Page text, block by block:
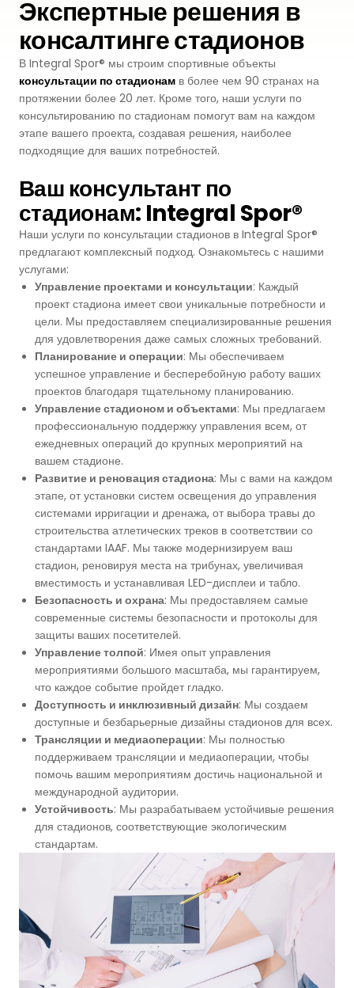
Легкоатлетические Дорожки
Падельные Корты
Падельн Клубы
Корт для Пиклбола
Теннисные Корты
Сквош Корты
Стальные Трибуны
Баскетбольные Корты
Волейбольные Корты
Гандбольные Корты
Многофункциональные Поля
Хоккейные Поля
Бейсбольные Поля
Регби Поля
Бадминтонные Корты
Футзальные Корты
Крикетные Поля
Американский Футбол
Спортивные Игры На Ковриках
Monoturf
PowerGrass
DuoGrass
Без Заполнителя
Падел Турф
Теннисная Трава
Гольфовая Трава
Гибридная Трава
Натуральная Трава
Система Напылительного Покрытия
Полное ПУ покрытие
Спортивный Паркет
Спортивный ПВХ
Акриловое Покрытие
Модульное Резиновое Покрытие
СБР
Дренированный Шокпад
ПЭ Шокпад
Кварцевый Песок
Экспертные решения в
консалтинге стадионов
В Integral Spor® мы строим спортивные объекты
консультации по стадионам в более чем 90 странах на
протяжении более 20 лет. Кроме того, наши услуги по
консультированию по стадионам помогут вам на каждом
этапе вашего проекта, создавая решения, наиболее
подходящие для ваших потребностей.
Ваш консультант по
стадионам: Integral Spor®
Наши услуги по консультации стадионов в Integral Spor®
предлагают комплексный подход. Ознакомьтесь с нашими
услугами:
Управление проектами и консультации: Каждый
проект стадиона имеет свои уникальные потребности и
цели. Мы предоставляем специализированные решения
для удовлетворения даже самых сложных требований.
Планирование и операции: Мы обеспечиваем
успешное управление и бесперебойную работу ваших
проектов благодаря тщательному планированию.
Управление стадионом и объектами: Мы предлагаем
профессиональную поддержку управления всем, от
ежедневных операций до крупных мероприятий на
вашем стадионе.
Развитие и реновация стадиона: Мы с вами на каждом
этапе, от установки систем освещения до управления
системами ирригации и дренажа, от выбора травы до
строительства атлетических треков в соответствии со
стандартами IAAF. Мы также модернизируем ваш
стадион, реновируя места на трибунах, увеличивая
вместимость и устанавливая LED-дисплеи и табло.
Безопасность и охрана: Мы предоставляем самые
современные системы безопасности и протоколы для
защиты ваших посетителей.
Управление толпой: Имея опыт управления
мероприятиями большого масштаба, мы гарантируем,
что каждое событие пройдет гладко.
Доступность и инклюзивный дизайн: Мы создаем
доступные и безбарьерные дизайны стадионов для всех.
Трансляции и медиаоперации: Мы полностью
поддерживаем трансляции и медиаоперации, чтобы
помочь вашим мероприятиям достичь национальной и
международной аудитории.
Устойчивость: Мы разрабатываем устойчивые решения
для стадионов, соответствующие экологическим
стандартам.